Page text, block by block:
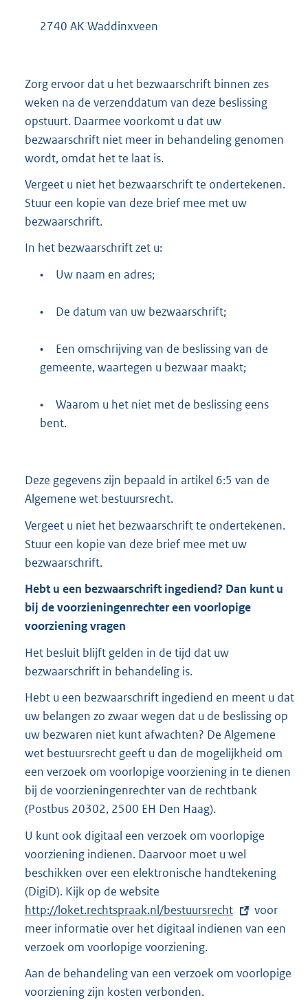
2740 AK Waddinxveen
Zorg ervoor dat u het bezwaarschrift binnen zes
weken na de verzenddatum van deze beslissing
opstuurt. Daarmee voorkomt u dat uw
bezwaarschrift niet meer in behandeling genomen
wordt, omdat het te laat is.
Vergeet u niet het bezwaarschrift te ondertekenen.
Stuur een kopie van deze brief mee met uw
bezwaarschrift.
In het bezwaarschrift zet u:
•
Uw naam en adres;
• De datum van uw bezwaarschrift;
•
Een omschrijving van de beslissing van de
gemeente, waartegen u bezwaar maakt;
•
Waarom u het niet met de beslissing eens
bent.
Deze gegevens zijn bepaald in artikel 6:5 van de
Algemene wet bestuursrecht.
Vergeet u niet het bezwaarschrift te ondertekenen.
Stuur een kopie van deze brief mee met uw
bezwaarschrift.
Hebt u een bezwaarschrift ingediend? Dan kunt u
bij de voorzieningenrechter een voorlopige
voorziening vragen
Het besluit blijft gelden in de tijd dat uw
bezwaarschrift in behandeling is.
Hebt u een bezwaarschrift ingediend en meent u dat
uw belangen zo zwaar wegen dat u de beslissing op
uw bezwaren niet kunt afwachten? De Algemene
wet bestuursrecht geeft u dan de mogelijkheid om
een verzoek om voorlopige voorziening in te dienen
bij de voorzieningenrechter van de rechtbank
(Postbus 20302, 2500 EH Den Haag).
U kunt ook digitaal een verzoek om voorlopige
voorziening indienen. Daarvoor moet u wel
beschikken over een elektronische handtekening
(DigiD). Kijk op de website
x
t
e
n
http://loket.rechtspraak.nl/bestuursrecht
voor
meer informatie over het digitaal indienen van een
verzoek om voorlopige voorziening.
Aan de behandeling van een verzoek om voorlopige
voorziening zijn kosten verbonden.